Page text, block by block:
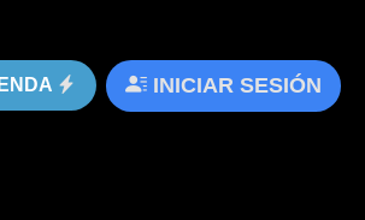
INICIAR SESIÓN